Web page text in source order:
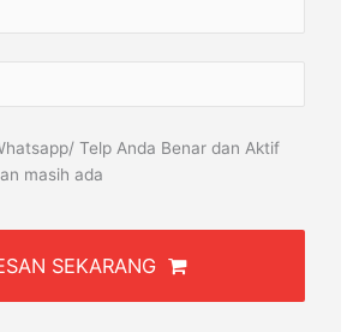
Telp Anda Benar dan Aktif
masih ada
SEKARANG